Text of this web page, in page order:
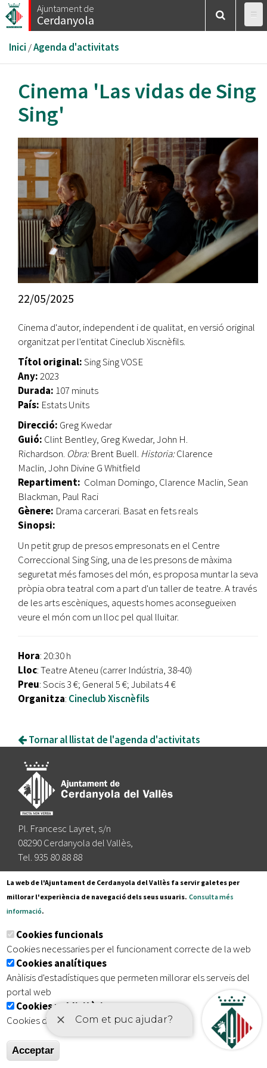
Vés
al
Ajuntament de
Cerdanyola
Esteu
aquí
Inici /Agenda d'activitats
Cinema 'Las vidas de Sing
Sing'
22/05/2025
Cinema d'autor, independent i de qualitat, en versió original
organitzat per l'entitat Cineclub Xiscnèfils.
Títol original:Sing Sing VOSE
Any:2023
Durada: 107 minuts
País: Estats Units
Direcció: Greg Kwedar
Guió: Clint Bentley, Greg Kwedar, John H.
Richardson. Obra:Brent Buell. Historia:Clarence
Maclin, John Divine G Whitfield
Repartiment: Colman Domingo, Clarence Maclin, Sean
Blackman, Paul Raci
Gènere: Drama carcerari. Basat en fets reals
Sinopsi:
Un petit grup de presos empresonats en el Centre
Correccional Sing Sing, una de les presons de màxima
seguretat més famoses del món, es proposa muntar la seva
pròpia obra teatral com a part d'un taller de teatre. A través
de les arts escèniques, aquests homes aconsegueixen
veure el món com un lloc pel qual lluitar.
Hora: 20:30 h
Lloc: Teatre Ateneu (carrer Indústria, 38-40)
Preu: Socis 3 €; General 5 €; Jubilats 4 €
Organitza: Cineclub Xiscnèfils
Tornar al llistat de l'agenda d'activitats
Pl. Francesc Layret, s/n
08290 Cerdanyola del Vallès,
Tel. 935 80 88 88
Segueix-nos a:
Subscriu-te al nostre butlletí
Inici | Avís legal | Protecció de dades
| Accessibilitat
La web de l'Ajuntament de Cerdanyola del Vallès fa servir galetes per
millorar l'experiència de navegació dels seus usuaris. Consulta més
informació.
Cookies funcionals
Cookies necessaries per el funcionament correcte de la web
Cookies analítiques
Anàlisis d'estadístiques que permeten millorar els serveis del
portal web
Cookies publicitàries
Cookies de tercers amb finalitat publicitària
Acceptar